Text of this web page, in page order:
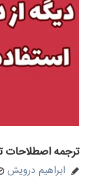
ترجمه
ابراهیم درویش